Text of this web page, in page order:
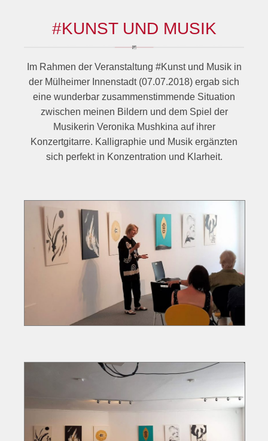
#KUNST UND MUSIK
Im Rahmen der Veranstaltung #Kunst und Musik in
der Mülheimer Innenstadt (07.07.2018) ergab sich
eine wunderbar zusammenstimmende Situation
zwischen meinen Bildern und dem Spiel der
Musikerin Veronika Mushkina auf ihrer
Konzertgitarre. Kalligraphie und Musik ergänzten
sich perfekt in Konzentration und Klarheit.